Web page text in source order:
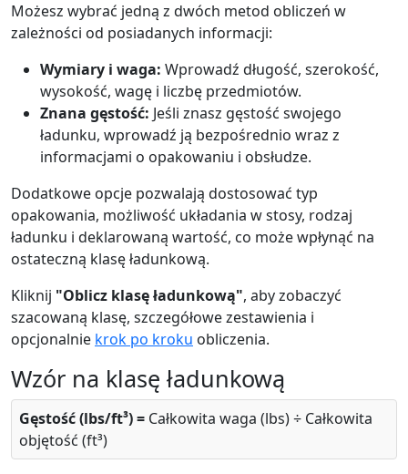
Możesz wybrać jedną z dwóch metod obliczeń w
zależności od posiadanych informacji:
Wymiary i waga: Wprowadź długość, szerokość,
wysokość, wagę i liczbę przedmiotów.
Znana gęstość: Jeśli znasz gęstość swojego
ładunku, wprowadź ją bezpośrednio wraz z
informacjami o opakowaniu i obsłudze.
Dodatkowe opcje pozwalają dostosować typ
opakowania, możliwość układania w stosy, rodzaj
ładunku i deklarowaną wartość, co może wpłynąć na
ostateczną klasę ładunkową.
Kliknij "Oblicz klasę ładunkową", aby zobaczyć
szacowaną klasę, szczegółowe zestawienia i
opcjonalnie krok po kroku obliczenia.
Wzór na klasę ładunkową
Gęstość (lbs/ft³) = Całkowita waga (lbs) ÷ Całkowita
objętość (ft³)